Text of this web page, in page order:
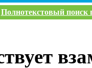
Полнотекстовый поиск